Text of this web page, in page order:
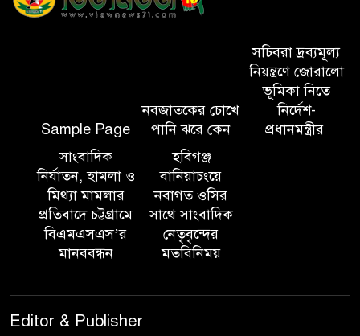
কমিশনার জুলাই স্মৃতিস্তম্ভে পুষ্পস্তবক
অর্পণ ও জুলাই গণঅভ্যুত্থানের
১০ লাখ টাকার চেক ডিজঅনার
মামলায় এক বছরের সাজা
‘সমন্বিত উদ্যোগেই গড়ে উঠবে
আধুনিক সিলেট’ – বাণিজ্যমন্ত্রী
আয়োজন ‘শ্রাবনের মেঘগুলো’
Sample Page
নবজাতকের চোখে
পানি ঝরে কেন
সচিবরা দ্রব্যমূল্য
নিয়ন্ত্রণে জোরালো
ভূমিকা নিতে
নির্দেশ-
প্রধানমন্ত্রীর
সাংবাদিক
নির্যাতন, হামলা ও
মিথ্যা মামলার
প্রতিবাদে চট্টগ্রামে
বিএমএসএস’র
মানববন্ধন
হবিগঞ্জ
বানিয়াচংয়ে
নবাগত ওসির
সাথে সাংবাদিক
নেতৃবৃন্দের
মতবিনিময়
Editor & Publisher